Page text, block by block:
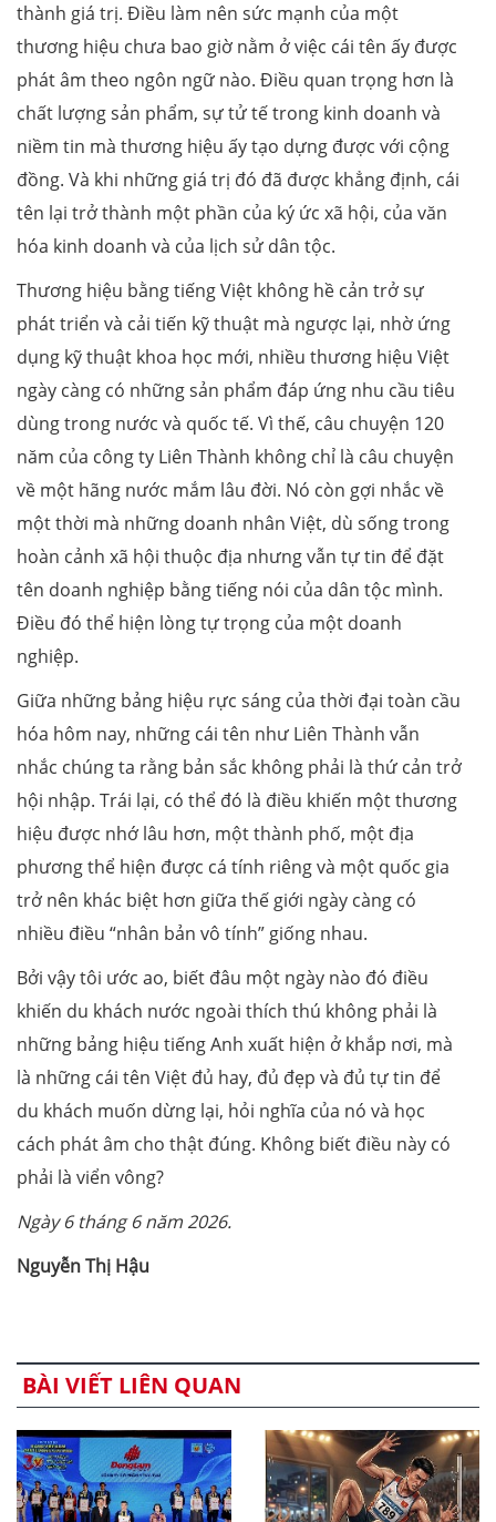
thành giá trị. Điều làm nên sức mạnh của một
thương hiệu chưa bao giờ nằm ở việc cái tên ấy được
phát âm theo ngôn ngữ nào. Điều quan trọng hơn là
chất lượng sản phẩm, sự tử tế trong kinh doanh và
niềm tin mà thương hiệu ấy tạo dựng được với cộng
đồng. Và khi những giá trị đó đã được khẳng định, cái
tên lại trở thành một phần của ký ức xã hội, của văn
hóa kinh doanh và của lịch sử dân tộc.
Thương hiệu bằng tiếng Việt không hề cản trở sự
phát triển và cải tiến kỹ thuật mà ngược lại, nhờ ứng
dụng kỹ thuật khoa học mới, nhiều thương hiệu Việt
ngày càng có những sản phẩm đáp ứng nhu cầu tiêu
dùng trong nước và quốc tế. Vì thế, câu chuyện 120
năm của công ty Liên Thành không chỉ là câu chuyện
về một hãng nước mắm lâu đời. Nó còn gợi nhắc về
một thời mà những doanh nhân Việt, dù sống trong
hoàn cảnh xã hội thuộc địa nhưng vẫn tự tin để đặt
tên doanh nghiệp bằng tiếng nói của dân tộc mình.
Điều đó thể hiện lòng tự trọng của một doanh
nghiệp.
Giữa những bảng hiệu rực sáng của thời đại toàn cầu
hóa hôm nay, những cái tên như Liên Thành vẫn
nhắc chúng ta rằng bản sắc không phải là thứ cản trở
hội nhập. Trái lại, có thể đó là điều khiến một thương
hiệu được nhớ lâu hơn, một thành phố, một địa
phương thể hiện được cá tính riêng và một quốc gia
trở nên khác biệt hơn giữa thế giới ngày càng có
nhiều điều “nhân bản vô tính” giống nhau.
Bởi vậy tôi ước ao, biết đâu một ngày nào đó điều
khiến du khách nước ngoài thích thú không phải là
những bảng hiệu tiếng Anh xuất hiện ở khắp nơi, mà
là những cái tên Việt đủ hay, đủ đẹp và đủ tự tin để
du khách muốn dừng lại, hỏi nghĩa của nó và học
cách phát âm cho thật đúng. Không biết điều này có
phải là viển vông?
Ngày 6 tháng 6 năm 2026.
Nguyễn Thị Hậu
BÀI VIẾT LIÊN QUAN